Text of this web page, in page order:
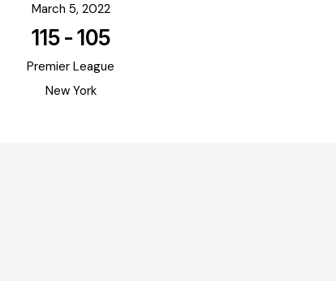
March 5, 2022
115-105
Premier League
New York